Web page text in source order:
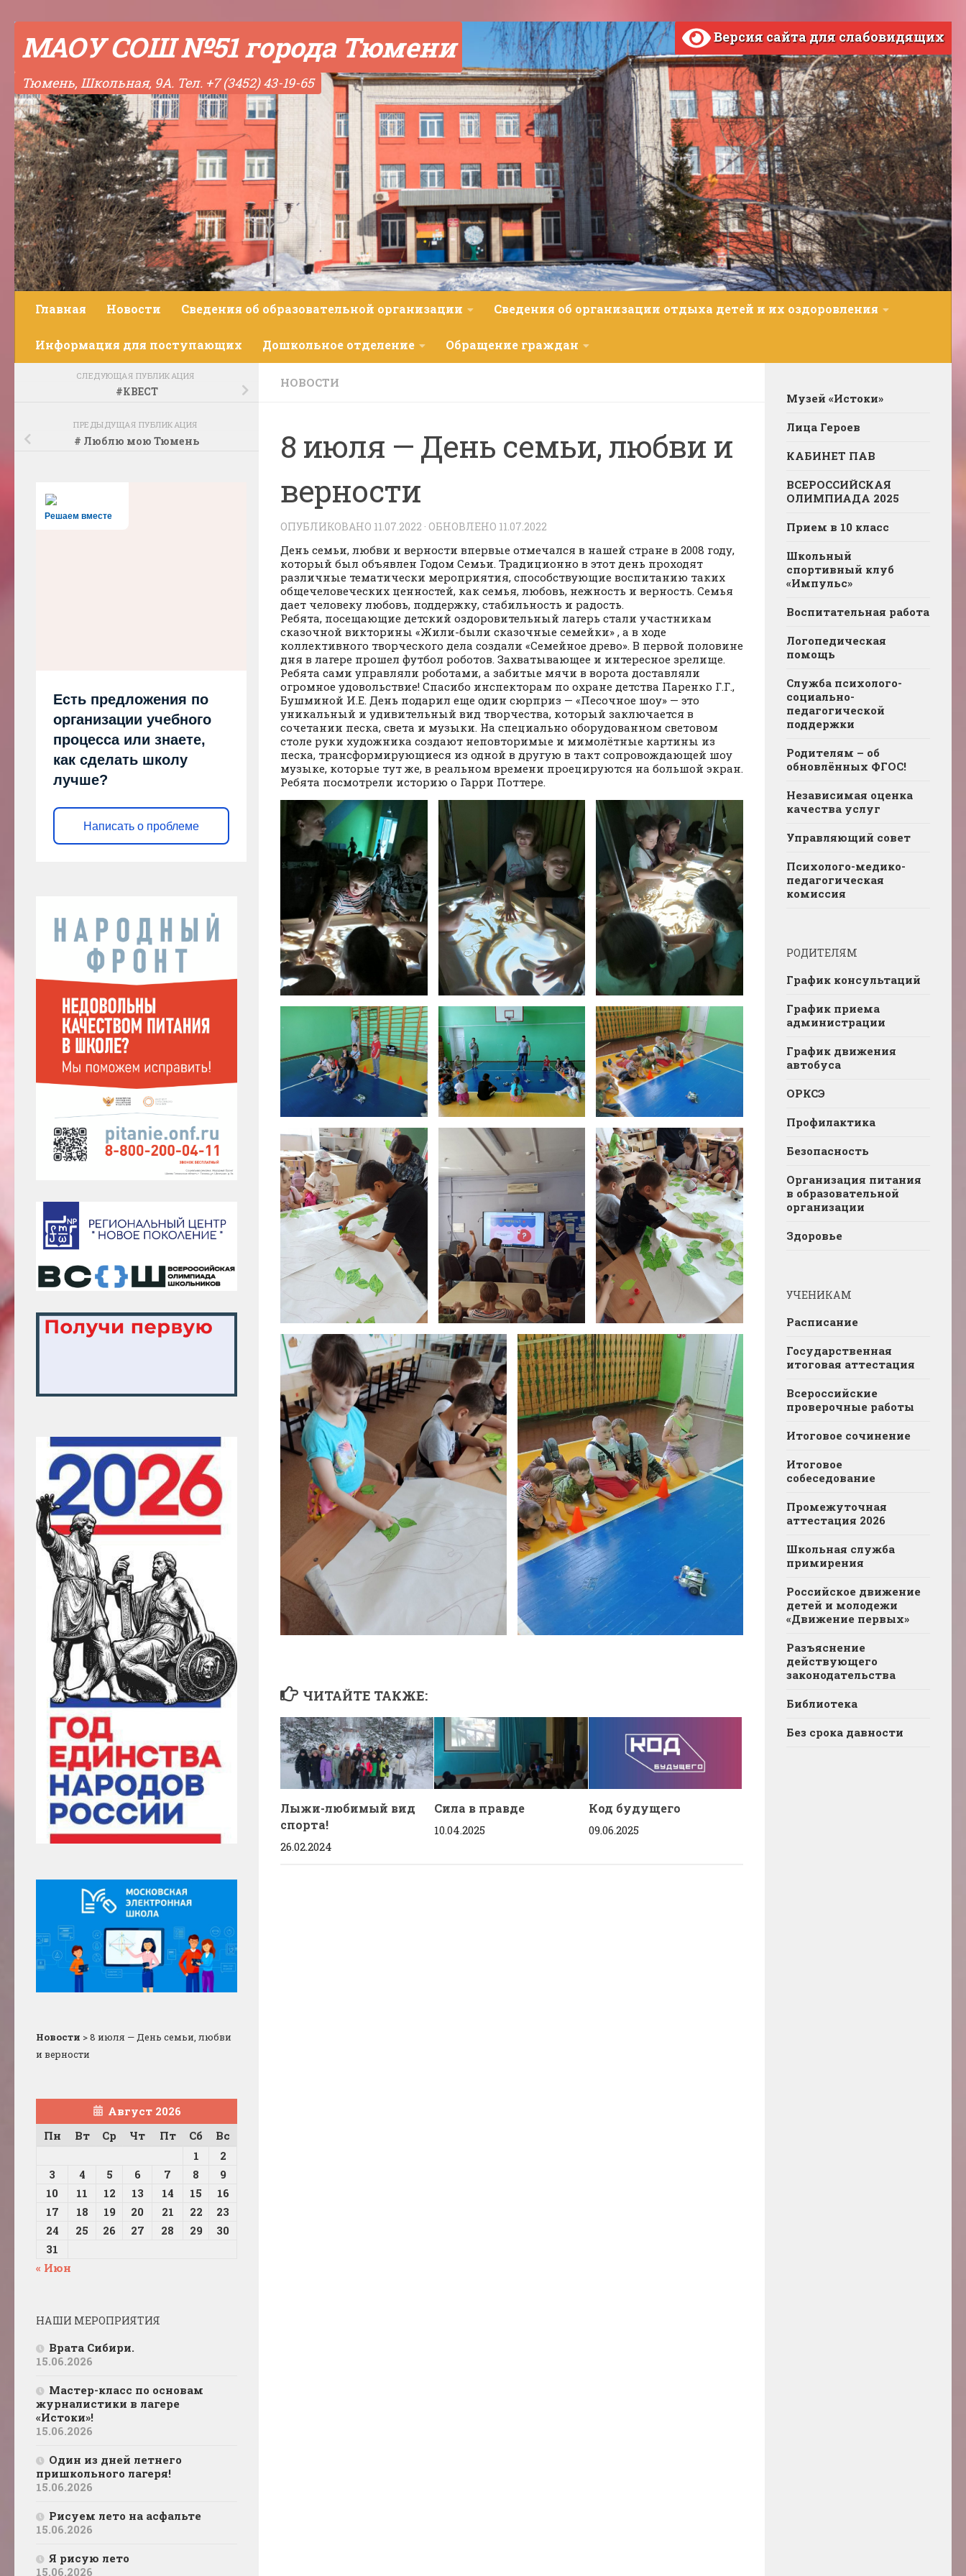
Skip to content
МАОУ СОШ №51 города Тюмени
Тюмень, Школьная, 9А. Тел. +7 (3452) 43-19-65
Версия сайта для слабовидящих
Главная Новости Сведения об образовательной организации Сведения об организации отдыха детей и их оздоровления
Информация для поступающих Дошкольное отделение Обращение граждан
НОВОСТИ
8 июля — День семьи, любви и
верности
ОПУБЛИКОВАНО 11.07.2022 · ОБНОВЛЕНО 11.07.2022
День семьи, любви и верности впервые отмечался в нашей стране в 2008 году,
который был объявлен Годом Семьи. Традиционно в этот день проходят
различные тематически мероприятия, способствующие воспитанию таких
общечеловеческих ценностей, как семья, любовь, нежность и верность. Семья
дает человеку любовь, поддержку, стабильность и радость.
Ребята, посещающие детский оздоровительный лагерь стали участникам
сказочной викторины «Жили-были сказочные семейки» , а в ходе
коллективного творческого дела создали «Семейное древо». В первой половине
дня в лагере прошел футбол роботов. Захватывающее и интересное зрелище.
Ребята сами управляли роботами, а забитые мячи в ворота доставляли
огромное удовольствие! Спасибо инспекторам по охране детства Паренко Г.Г.,
Бушминой И.Е. День подарил еще один сюрприз — «Песочное шоу» — это
уникальный и удивительный вид творчества, который заключается в
сочетании песка, света и музыки. На специально оборудованном световом
столе руки художника создают неповторимые и мимолётные картины из
песка, трансформирующиеся из одной в другую в такт сопровождающей шоу
музыке, которые тут же, в реальном времени проецируются на большой экран.
Ребята посмотрели историю о Гарри Поттере.
ЧИТАЙТЕ ТАКЖЕ:
Лыжи-любимый вид
спорта!
26.02.2024
Сила в правде
10.04.2025
Код будущего
09.06.2025
СЛЕДУЮЩАЯ ПУБЛИКАЦИЯ
#КВЕСТ
ПРЕДЫДУЩАЯ ПУБЛИКАЦИЯ
# Люблю мою Тюмень
Решаем вместе
Есть предложения по
организации учебного
процесса или знаете,
как сделать школу
лучше?
Написать о проблеме
Новости >8 июля — День семьи, любви
и верности
Август 2026
Пн
Вт Ср Чт Пт Сб
Вс
1
2
3
4 5 6 7 8
9
10
11 12 13 14 15
16
17
18 19 20 21 22
23
24
25 26 27 28 29
30
31
« Июн
НАШИ МЕРОПРИЯТИЯ
Врата Сибири.
15.06.2026
Мастер-класс по основам
журналистики в лагере
«Истоки»!
15.06.2026
Один из дней летнего
пришкольного лагеря!
15.06.2026
Рисуем лето на асфальте
15.06.2026
Я рисую лето
15.06.2026
Музей «Истоки»
Лица Героев
КАБИНЕТ ПАВ
ВСЕРОССИЙСКАЯ
ОЛИМПИАДА 2025
Прием в 10 класс
Школьный
спортивный клуб
«Импульс»
Воспитательная работа
Логопедическая
помощь
Служба психолого-
социально-
педагогической
поддержки
Родителям – об
обновлённых ФГОС!
Независимая оценка
качества услуг
Управляющий совет
Психолого-медико-
педагогическая
комиссия
РОДИТЕЛЯМ
График консультаций
График приема
администрации
График движения
автобуса
ОРКСЭ
Профилактика
Безопасность
Организация питания
в образовательной
организации
Здоровье
УЧЕНИКАМ
Расписание
Государственная
итоговая аттестация
Всероссийские
проверочные работы
Итоговое сочинение
Итоговое
собеседование
Промежуточная
аттестация 2026
Школьная служба
примирения
Российское движение
детей и молодежи
«Движение первых»
Разъяснение
действующего
законодательства
Библиотека
Без срока давности